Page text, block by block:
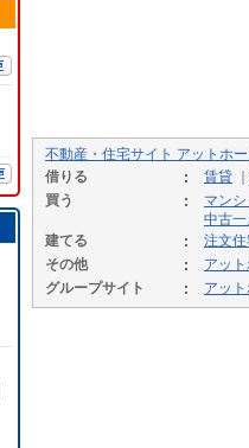
不動産・住宅サイト アットホ
借りる
賃貸
買う
マン
中古
建てる
注文
その他
アッ
グループサイト
アッ